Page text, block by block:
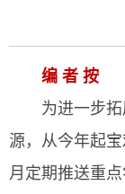
编 者 按
为进一步
源，从今年起
月定期推送重